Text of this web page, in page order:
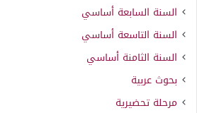
السنة السابعة أساسي
السنة التاسعة أساسي
السنة الثامنة أساسي
بحوث عربية
مرحلة تحضيرية